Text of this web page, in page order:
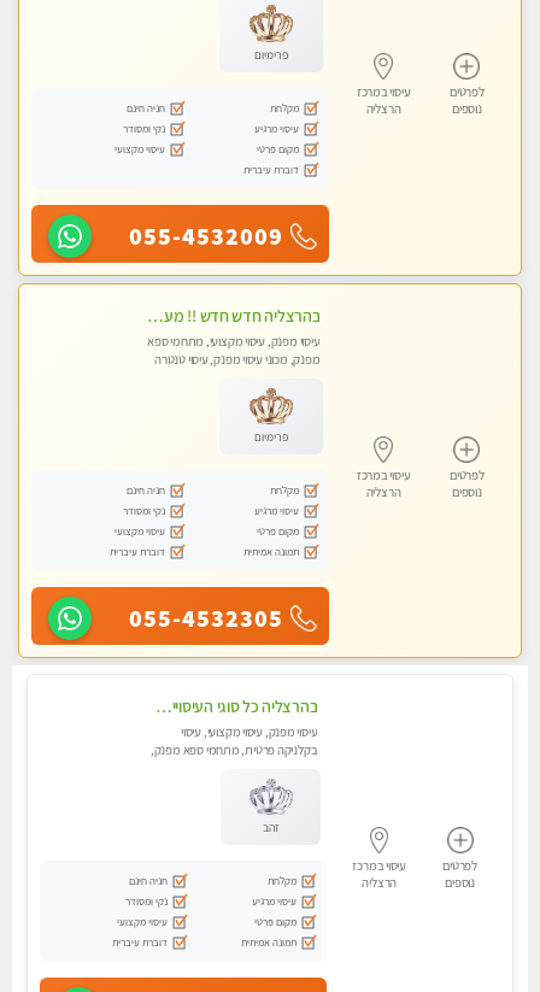
לפרטים
נוספים
עיסוי במרכז
הרצליה
פרימיום
מקלחת
חניה חינם
עיסוי מרגיע
נקי ומסודר
מקום פרטי
עיסוי מקצועי
דוברת עיברית
055-4532009
לפרטים
נוספים
עיסוי במרכז
הרצליה
בהרצליה חדש חדש !! מעסה מקצועית צעירה ואיכותית פרטי!!!
עיסוי מפנק, עיסוי מקצועי, מתחמי ספא
מפנק, מכוני עיסוי מפנק, עיסוי טנטרה
פרימיום
מקלחת
חניה חינם
עיסוי מרגיע
נקי ומסודר
מקום פרטי
עיסוי מקצועי
תמונה אמיתית
דוברת עיברית
055-4532305
לפרטים
נוספים
עיסוי במרכז
הרצליה
בהרצליה כל סוגי העיסויים מעסה מקצועית ואיכותית פרטי!!!
עיסוי מפנק, עיסוי מקצועי, עיסוי
בקלניקה פרטית, מתחמי ספא מפנק,
זהב
מקלחת
חניה חינם
עיסוי מרגיע
נקי ומסודר
מקום פרטי
עיסוי מקצועי
תמונה אמיתית
דוברת עיברית